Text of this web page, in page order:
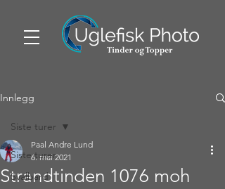
Innlegg
Siste turer
Svalbard
Siste turer
Strandtinden 1076 moh
Paal Andre Lund
6. mai 2021